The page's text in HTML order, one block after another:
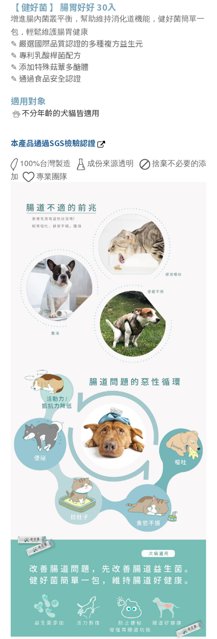
【健好菌】 腸胃好好 30入
增進腸內菌叢平衡，幫助維持消化道機能，健好菌簡單一
包，輕鬆維護腸胃健康
✎ 嚴選國際品質認證的多種複方益生元
✎ 專利乳酸桿菌配方
✎ 添加特殊菇蕈多醣體
✎ 通過食品安全認證
適用對象
不分年齡的犬貓皆適用
本產品通過SGS檢驗認證
100%台灣製造 成份來源透明
捨棄不必要的添
加
專業團隊